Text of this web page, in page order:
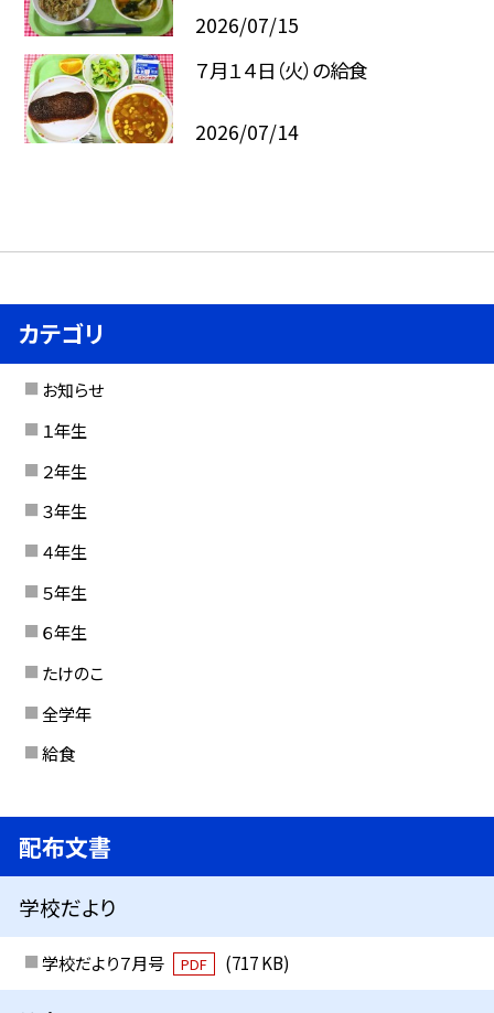
2026/07/15
７月１４日（火）の給食
2026/07/14
カテゴリ
お知らせ
１年生
２年生
３年生
４年生
５年生
６年生
たけのこ
全学年
給食
配布文書
学校だより
学校だより７月号 PDF (717 KB)